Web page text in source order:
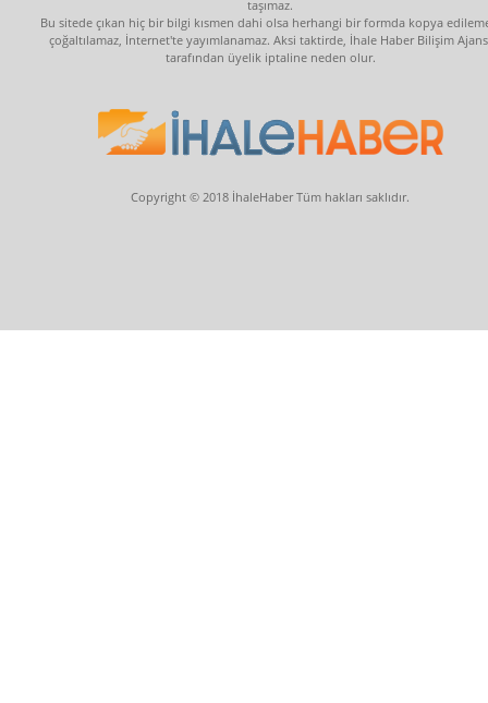
taşımaz.
Bu sitede çıkan hiç bir bilgi kısmen dahi olsa herhangi bir formda kopya
çoğaltılamaz, İnternet'te yayımlanamaz. Aksi taktirde, İhale Haber Bilişim
tarafından üyelik iptaline neden olur.
Copyright © 2018 İhaleHaber Tüm hakları saklıdır.